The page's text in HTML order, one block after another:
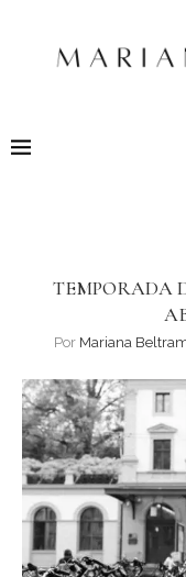
TEMPORADA
Por Mariana